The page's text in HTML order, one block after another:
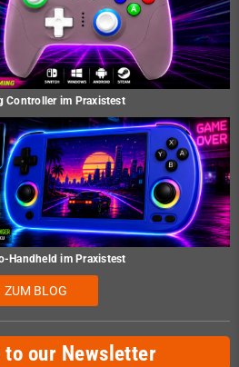
Controller im Praxistest
Handheld im Praxistest
ZUM BLOG
to our Newsletter